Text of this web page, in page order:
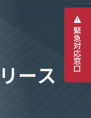
緊
急
対
応
窓
口
リ ース